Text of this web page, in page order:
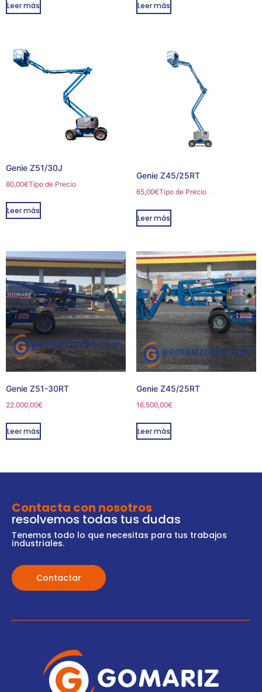
Leer más Leer más
Genie Z51/30J
80,00€Tipo de Precio
Leer más
Genie Z45/25RT
65,00€Tipo de Precio
Leer más
Genie Z51-30RT
22.000,00€
Leer más
Genie Z45/25RT
16.500,00€
Leer más
Contacta con nosotros
resolvemos todas tus dudas
Tenemos todo lo que necesitas para tus trabajos
industriales.
Contactar